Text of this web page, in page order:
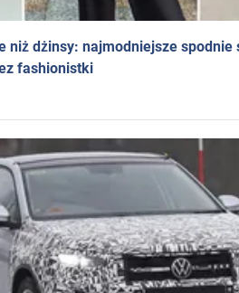
niż dżinsy: najmodniejsze spodnie
fashionistki